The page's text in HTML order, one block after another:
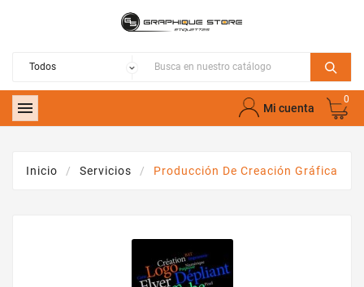
 Mi cuenta
0
Inicio Servicios Producción De Creación Gráfica